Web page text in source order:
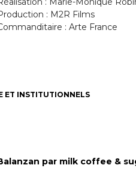
: M2R Films
: Arte France
ET INSTITUTIONNELS
par milk coffee &